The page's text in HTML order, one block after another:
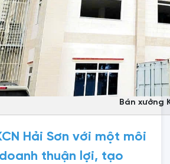
Bán xưởng
Hải Sơn với một môi
thuận lợi, tạo